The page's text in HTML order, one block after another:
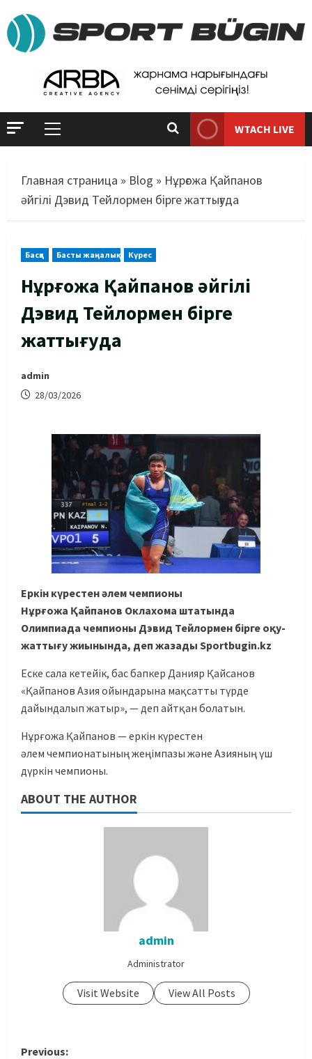
WTACH LIVE
Главная страница » Blog » Нұрғожа Қайпанов
әйгілі Дэвид Тейлормен бірге жаттығуда
Басқа Басты жаңалық Күрес
Нұрғожа Қайпанов әйгілі
Дэвид Тейлормен бірге
жаттығуда
admin
28/03/2026
Еркін күрестен әлем чемпионы
Нұрғожа Қайпанов Оклахома штатында
Олимпиада чемпионы Дэвид Тейлормен бірге оқу-
жаттығу жиынында, деп жазады Sportbugin.kz
Еске сала кетейік, бас бапкер Данияр Қайсанов
«Қайпанов Азия ойындарына мақсатты түрде
дайындалып жатыр», — деп айтқан болатын.
Нұрғожа Қайпанов — еркін күрестен
әлем чемпионатының жеңімпазы және Азияның үш
дүркін чемпионы.
ABOUT THE AUTHOR
admin
Administrator
Visit Website View All Posts
Previous: